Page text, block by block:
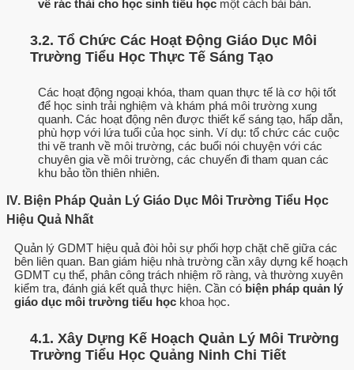
về rác thải cho học sinh tiểu học một cách bài bản.
3.2. Tổ Chức Các Hoạt Động Giáo Dục Môi
Trường Tiểu Học Thực Tế Sáng Tạo
Các hoạt động ngoại khóa, tham quan thực tế là cơ hội tốt
để học sinh trải nghiệm và khám phá môi trường xung
quanh. Các hoạt động nên được thiết kế sáng tạo, hấp dẫn,
phù hợp với lứa tuổi của học sinh. Ví dụ: tổ chức các cuộc
thi vẽ tranh về môi trường, các buổi nói chuyện với các
chuyên gia về môi trường, các chuyến đi tham quan các
khu bảo tồn thiên nhiên.
IV. Biện Pháp Quản Lý Giáo Dục Môi Trường Tiểu Học
Hiệu Quả Nhất
Quản lý GDMT hiệu quả đòi hỏi sự phối hợp chặt chẽ giữa các
bên liên quan. Ban giám hiệu nhà trường cần xây dựng kế hoạch
GDMT cụ thể, phân công trách nhiệm rõ ràng, và thường xuyên
kiểm tra, đánh giá kết quả thực hiện. Cần có biện pháp quản lý
giáo dục môi trường tiểu học khoa học.
4.1. Xây Dựng Kế Hoạch Quản Lý Môi Trường
Trường Tiểu Học Quảng Ninh Chi Tiết